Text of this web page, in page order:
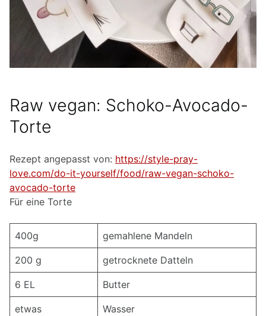
Raw vegan: Schoko-Avocado-
Torte
Rezept angepasst von: https://style-pray-
love.com/do-it-yourself/food/raw-vegan-schoko-
avocado-torte
Für eine Torte
400g gemahlene Mandeln
200 g getrocknete Datteln
6 EL Butter
etwas Wasser